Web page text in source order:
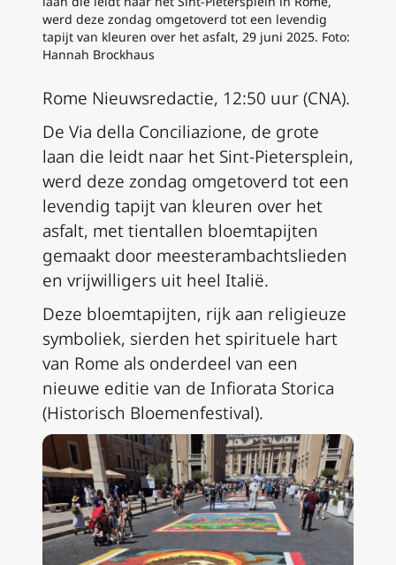
werd deze zondag omgetoverd tot een levendig
tapijt van kleuren over het asfalt, 29 juni 2025. Foto:
Hannah Brockhaus
Rome Nieuwsredactie, 12:50 uur (CNA).
De Via della Conciliazione, de grote
laan die leidt naar het Sint-Pietersplein,
werd deze zondag omgetoverd tot een
levendig tapijt van kleuren over het
asfalt, met tientallen bloemtapijten
gemaakt door meesterambachtslieden
en vrijwilligers uit heel Italië.
Deze bloemtapijten, rijk aan religieuze
symboliek, sierden het spirituele hart
van Rome als onderdeel van een
nieuwe editie van de Infiorata Storica
(Historisch Bloemenfestival).